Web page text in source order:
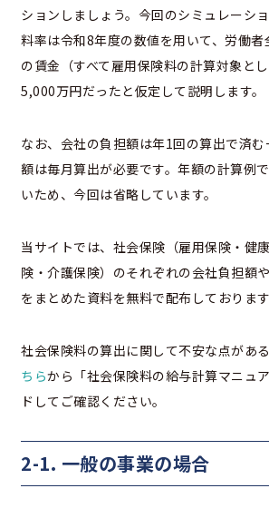
ションしましょう。今回のシミュレーシ
料率は令和8年度の数値を用いて、労働
の賃金（すべて雇用保険料の計算対象と
5,000万円だったと仮定して説明します。
なお、会社の負担額は年1回の算出で済
額は毎月算出が必要です。年額の計算例
いため、今回は省略しています。
当サイトでは、社会保険（雇用保険・健
険・介護保険）のそれぞれの会社負担額
をまとめた資料を無料で配布しております
社会保険料の算出に関して不安な点があ
ちらから「社会保険料の給与計算マニュ
ドしてご確認ください。
2-1. 一般の事業の場合